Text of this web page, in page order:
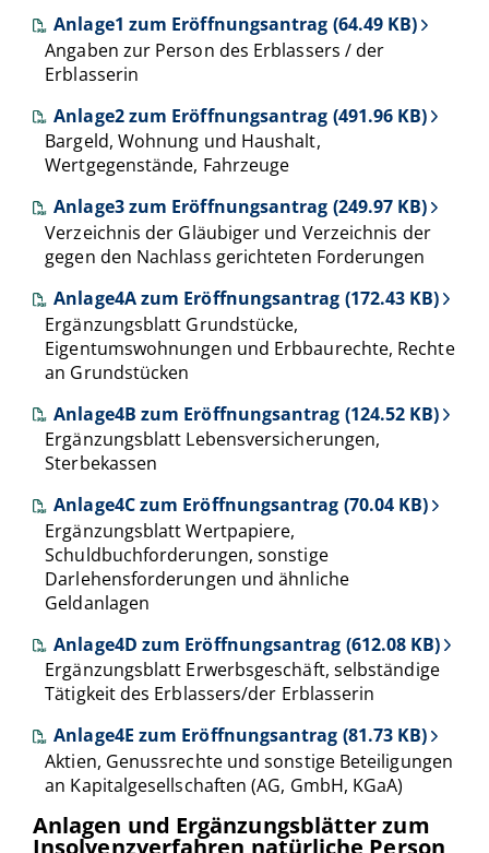
Anlage1 zum Eröffnungsantrag (64.49 KB)
Angaben zur Person des Erblassers / der
Erblasserin
Anlage2 zum Eröffnungsantrag (491.96 KB)
Bargeld, Wohnung und Haushalt,
Wertgegenstände, Fahrzeuge
Anlage3 zum Eröffnungsantrag (249.97 KB)
Verzeichnis der Gläubiger und Verzeichnis der
gegen den Nachlass gerichteten Forderungen
Anlage4A zum Eröffnungsantrag (172.43 KB)
Ergänzungsblatt Grundstücke,
Eigentumswohnungen und Erbbaurechte, Rechte
an Grundstücken
Anlage4B zum Eröffnungsantrag (124.52 KB)
Ergänzungsblatt Lebensversicherungen,
Sterbekassen
Anlage4C zum Eröffnungsantrag (70.04 KB)
Ergänzungsblatt Wertpapiere,
Schuldbuchforderungen, sonstige
Darlehensforderungen und ähnliche
Geldanlagen
Anlage4D zum Eröffnungsantrag (612.08 KB)
Ergänzungsblatt Erwerbsgeschäft, selbständige
Tätigkeit des Erblassers/der Erblasserin
Anlage4E zum Eröffnungsantrag (81.73 KB)
Aktien, Genussrechte und sonstige Beteiligungen
an Kapitalgesellschaften (AG, GmbH, KGaA)
Anlagen und Ergänzungsblätter zum
Insolvenzverfahren natürliche Person